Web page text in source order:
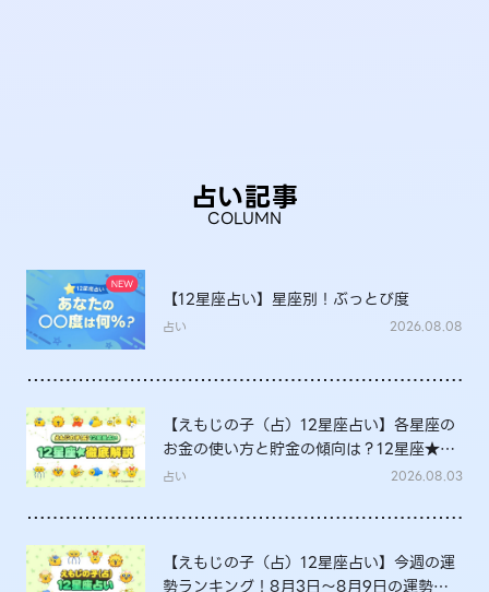
占い記事
COLUMN
【12星座占い】星座別！ぶっとび度
占い 2026.08.08
【えもじの子（占）12星座占い】各星座の
お金の使い方と貯金の傾向は？12星座★徹
底解説
占い 2026.08.03
【えもじの子（占）12星座占い】今週の運
勢ランキング！8月3日～8月9日の運勢